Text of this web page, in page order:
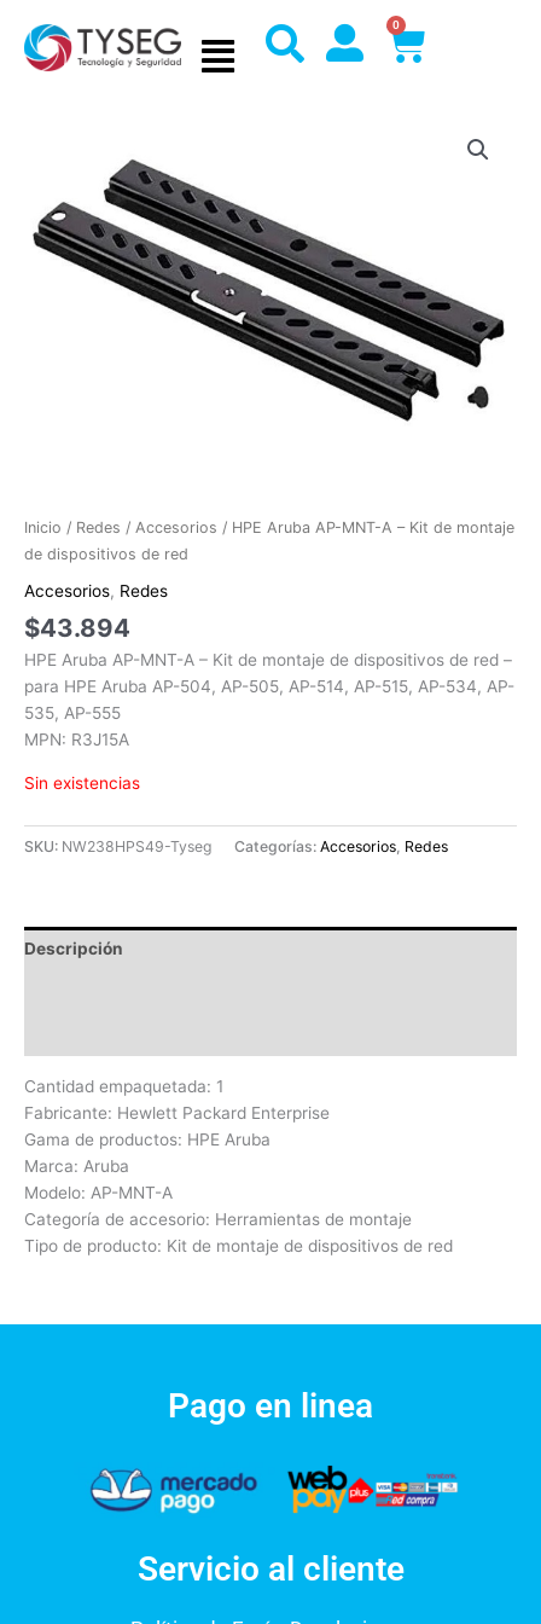
contenido
0
Cart
Inicio / Redes / Accesorios / HPE Aruba AP-MNT-A – Kit de montaje
de dispositivos de red
Accesorios, Redes
$43.894
HPE Aruba AP-MNT-A – Kit de montaje de dispositivos de red –
para HPE Aruba AP-504, AP-505, AP-514, AP-515, AP-534, AP-
535, AP-555
MPN: R3J15A
Sin existencias
SKU: NW238HPS49-Tyseg Categorías: Accesorios, Redes
Descripción
Cantidad empaquetada: 1
Fabricante: Hewlett Packard Enterprise
Gama de productos: HPE Aruba
Marca: Aruba
Modelo: AP-MNT-A
Categoría de accesorio: Herramientas de montaje
Tipo de producto: Kit de montaje de dispositivos de red
Pago en linea
Servicio al cliente